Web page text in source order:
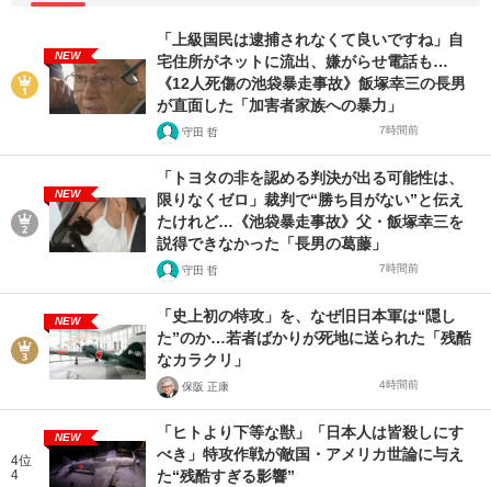
NEW
「上級国民は逮捕されなくて良いですね」自
宅住所がネットに流出、嫌がらせ電話も…
《12人死傷の池袋暴走事故》飯塚幸三の長男
が直面した「加害者家族への暴力」
守田 哲 7時間前
NEW
「トヨタの非を認める判決が出る可能性は、
限りなくゼロ」裁判で“勝ち目がない”と伝え
たけれど…《池袋暴走事故》父・飯塚幸三を
説得できなかった「長男の葛藤」
守田 哲 7時間前
NEW
「史上初の特攻」を、なぜ旧日本軍は“隠し
た”のか…若者ばかりが死地に送られた「残酷
なカラクリ」
保阪 正康 4時間前
4位
4
NEW
「ヒトより下等な獣」「日本人は皆殺しにす
べき」特攻作戦が敵国・アメリカ世論に与え
た“残酷すぎる影響”